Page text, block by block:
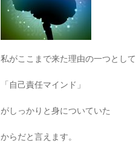
私がここまで来た理由の一つとして
「自己責任マインド」
がしっかりと身についていた
からだと言えます。